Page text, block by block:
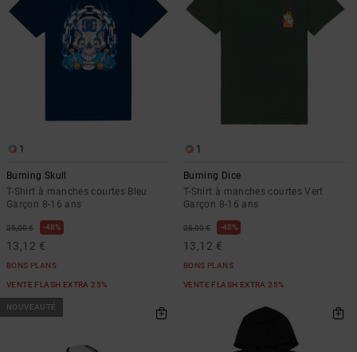
1
Burning Skull
T-Shirt à manches courtes Bleu
Garçon 8-16 ans
25,00 € 48%
13,12 €
BONS PLANS
VENTE FLASH EXTRA 25%
1
Burning Dice
T-Shirt à manches courtes Vert
Garçon 8-16 ans
25,00 € 48%
13,12 €
BONS PLANS
VENTE FLASH EXTRA 25%
NOUVEAUTÉ